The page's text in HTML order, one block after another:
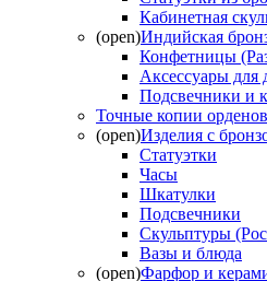
Кабинетная
(open)Индийская
Конфетницы
Аксессуары для
Подсвечники и
Точные копии
(open)Изделия с
Статуэтки
Часы
Шкатулки
Подсвечники
Скульптуры
Вазы и блюда
(open)Фарфор и